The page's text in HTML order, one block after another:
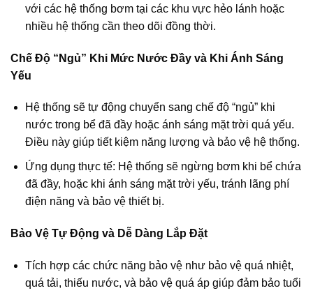
với các hệ thống bơm tại các khu vực hẻo lánh hoặc
nhiều hệ thống cần theo dõi đồng thời.
Chế Độ “Ngủ” Khi Mức Nước Đầy và Khi Ánh Sáng
Yếu
Hệ thống sẽ tự động chuyển sang chế độ “ngủ” khi
nước trong bể đã đầy hoặc ánh sáng mặt trời quá yếu.
Điều này giúp tiết kiệm năng lượng và bảo vệ hệ thống.
Ứng dụng thực tế: Hệ thống sẽ ngừng bơm khi bể chứa
đã đầy, hoặc khi ánh sáng mặt trời yếu, tránh lãng phí
điện năng và bảo vệ thiết bị.
Bảo Vệ Tự Động và Dễ Dàng Lắp Đặt
Tích hợp các chức năng bảo vệ như bảo vệ quá nhiệt,
quá tải, thiếu nước, và bảo vệ quá áp giúp đảm bảo tuổi